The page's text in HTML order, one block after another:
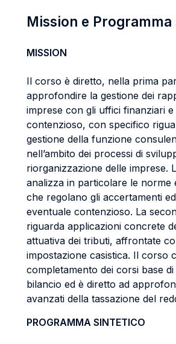
Mission e
MISSION
Il corso è diretto, nella prima
approfondire la gestione dei
imprese con gli uffici finanziari e
contenzioso, con specifico
gestione della funzione
nell’ambito dei processi di
riorganizzazione delle imprese.
analizza in particolare le norme
che regolano gli accertamenti
eventuale contenzioso. La
riguarda applicazioni concrete
attuativa dei tributi, affrontate
impostazione casistica. Il corso
completamento dei corsi base
bilancio ed è diretto ad
avanzati della tassazione del
PROGRAMMA SINTETICO